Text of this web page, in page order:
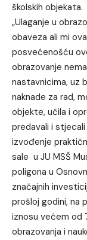
školskih objekata.
„Ulaganje u
obaveza ali mi
posvećenošću
obrazovanje
nastavnicima, uz
naknade za rad,
objekte, učila i
predavali i stjecali
izvođenje
sale u JU MSŠ
poligona u
značajnih
prošloj godini, na
iznosu većem od
obrazovanja i